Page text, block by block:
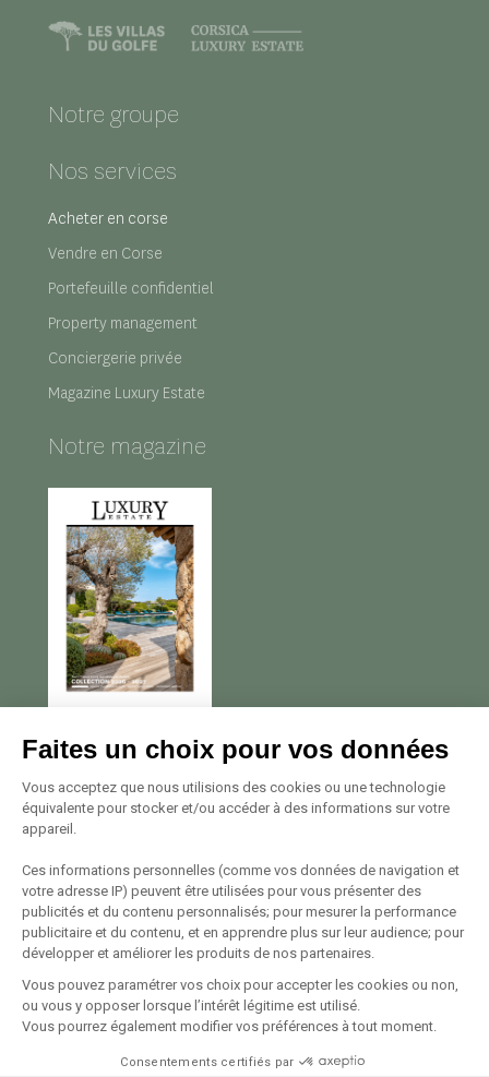
Notre groupe
Nos services
Acheter en corse
Vendre en Corse
Portefeuille confidentiel
Property management
Conciergerie privée
Magazine Luxury Estate
Notre magazine
Nous contacter
Avenue Georges Pompidou
20137 Porto Vecchio
Tél. +33 (0)4 95 72 22 22
Voir le plan
Suivez-nous
Mentions Légales
Faites un choix pour vos données
Vous acceptez que nous utilisions des cookies ou une technologie
équivalente pour stocker et/ou accéder à des informations sur votre
appareil.
Ces informations personnelles (comme vos données de navigation et
votre adresse IP) peuvent être utilisées pour vous présenter des
publicités et du contenu personnalisés; pour mesurer la performance
publicitaire et du contenu, et en apprendre plus sur leur audience; pour
développer et améliorer les produits de nos partenaires.
Vous pouvez paramétrer vos choix pour accepter les cookies ou non,
ou vous y opposer lorsque l’intérêt légitime est utilisé.
Vous pourrez également modifier vos préférences à tout moment.
Consentements certifiés par